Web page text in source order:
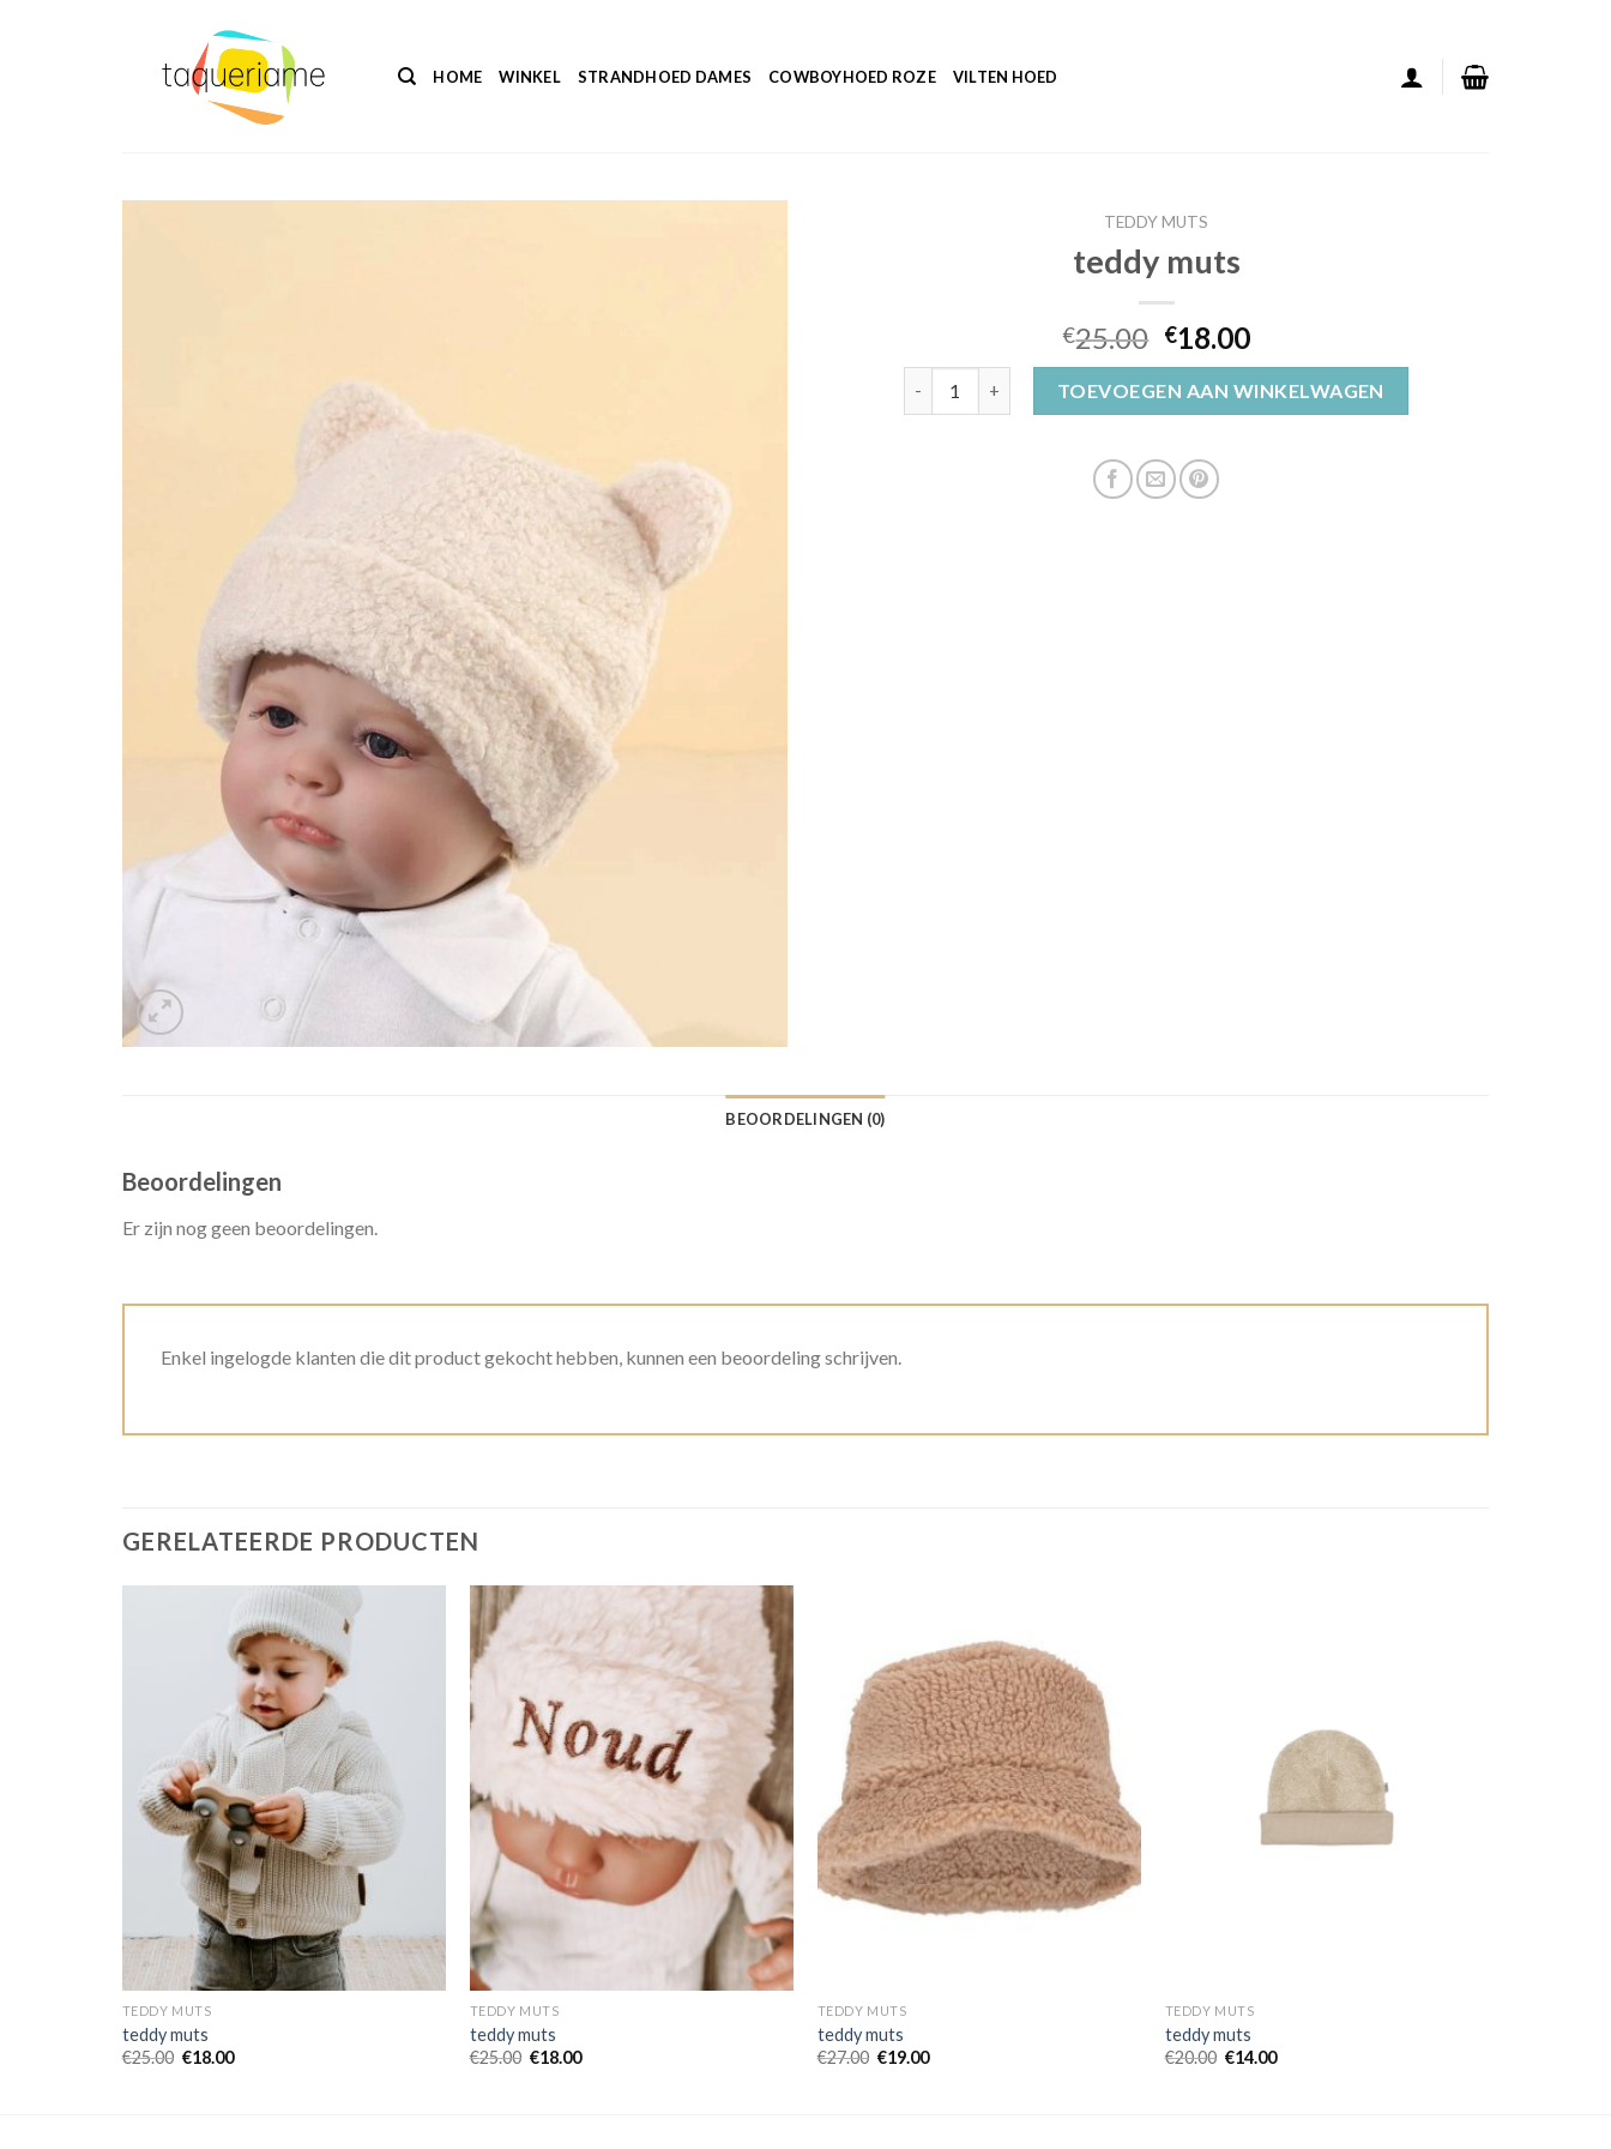
HOME WINKEL STRANDHOED DAMES COWBOYHOED ROZE VILTEN HOED
TEDDY MUTS
teddy muts
€25.00 €18.00
TOEVOEGEN AAN WINKELWAGEN
BEOORDELINGEN (0)
Beoordelingen
Er zijn nog geen beoordelingen.
Enkel ingelogde klanten die dit product gekocht hebben, kunnen een beoordeling schrijven.
GERELATEERDE PRODUCTEN
TEDDY MUTS
teddy muts
€25.00 €18.00
TEDDY MUTS
teddy muts
€25.00 €18.00
TEDDY MUTS
teddy muts
€27.00 €19.00
TEDDY MUTS
teddy muts
€20.00 €14.00